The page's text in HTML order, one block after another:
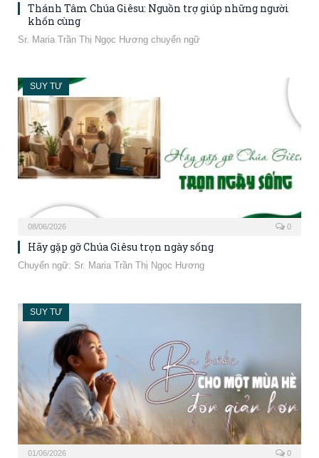
Thánh Tâm Chúa Giêsu: Nguồn trợ giúp những người
khốn cùng
Sr. Maria Trần Thị Ngọc Hương chuyển ngữ
SUY TƯ
08/06/2026 0
Hãy gặp gỡ Chúa Giêsu trọn ngày sống
Chuyển ngữ: Sr. Maria Trần Thị Ngọc Hương
SUY TƯ
01/06/2026 0